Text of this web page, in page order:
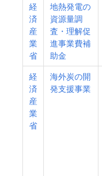
経
済
産
業
省
地熱発電の
資源量調
査・理解促
進事業費補
助金
経
済
産
業
省
海外炭の開
発支援事業